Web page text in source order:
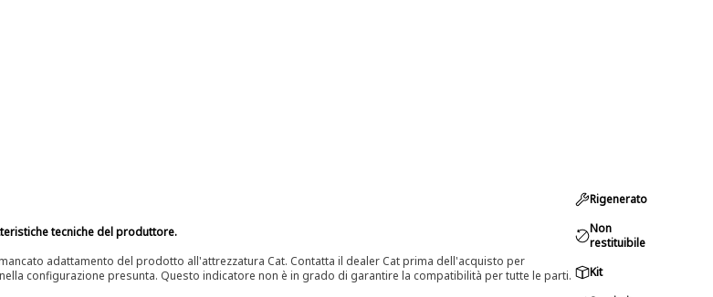
tecniche del produttore.
adattamento del prodotto all'attrezzatura Cat. Contatta il dealer Cat prima dell'acquisto per
configurazione presunta. Questo indicatore non è in grado di garantire la compatibilità per tutte le parti.
Rigenerato
Non
restituibile
Kit